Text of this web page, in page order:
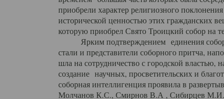
приобрели характер религиозного
исторической ценностью этих гражданских
которую приобрел Свято Троицкий собор на
Ярким подтверждением единения
стали и представители соборного притча,
шла на сотрудничество с городской властью,
создание научных, просветительских и
соборная интеллигенция проявила в
Молчанов К.С., Смирнов В.А , Сибирцев М.И.